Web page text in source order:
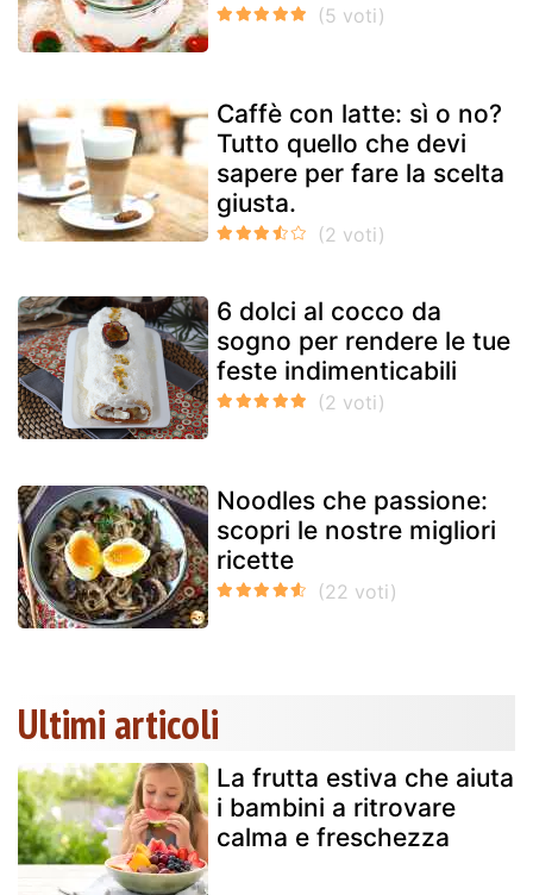
Caffè con latte: sì o no?
Tutto quello che devi
sapere per fare la scelta
giusta.
6 dolci al cocco da
sogno per rendere le tue
feste indimenticabili
Noodles che passione:
scopri le nostre migliori
ricette
Ultimi articoli
La frutta estiva che aiuta
i bambini a ritrovare
calma e freschezza